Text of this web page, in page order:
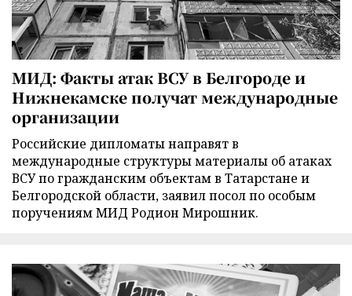
МИД: Факты атак ВСУ в Белгороде и
Нижнекамске получат международные
организации
Российские дипломаты направят в
международные структуры материалы об атаках
ВСУ по гражданским объектам в Татарстане и
Белгородской области, заявил посол по особым
поручениям МИД Родион Мирошник.